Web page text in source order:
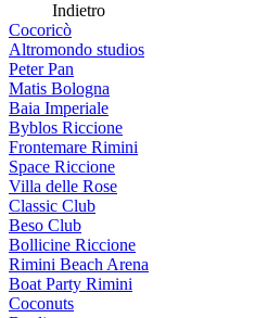
Indietro
Cocoricò
Altromondo studios
Peter Pan
Matis Bologna
Baia Imperiale
Byblos Riccione
Frontemare Rimini
Space Riccione
Villa delle Rose
Classic Club
Beso Club
Bollicine Riccione
Rimini Beach Arena
Boat Party Rimini
Coconuts